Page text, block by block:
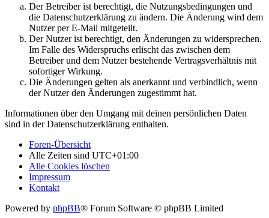
Der Betreiber ist berechtigt, die Nutzungsbedingungen und
die Datenschutzerklärung zu ändern. Die Änderung wird dem
Nutzer per E-Mail mitgeteilt.
Der Nutzer ist berechtigt, den Änderungen zu widersprechen.
Im Falle des Widerspruchs erlischt das zwischen dem
Betreiber und dem Nutzer bestehende Vertragsverhältnis mit
sofortiger Wirkung.
Die Änderungen gelten als anerkannt und verbindlich, wenn
der Nutzer den Änderungen zugestimmt hat.
Informationen über den Umgang mit deinen persönlichen Daten
sind in der Datenschutzerklärung enthalten.
Foren-Übersicht
Alle Zeiten sind UTC+01:00
Alle Cookies löschen
Impressum
Kontakt
Powered by phpBB® Forum Software © phpBB Limited